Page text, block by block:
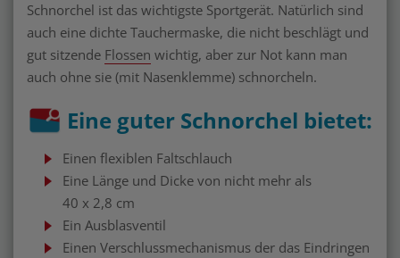
Schnorchel ist das wichtigste Sportgerät. Natürlich sind
auch eine dichte Tauchermaske, die nicht beschlägt und
gut sitzende Flossen wichtig, aber zur Not kann man
auch ohne sie (mit Nasenklemme) schnorcheln.
Eine guter Schnorchel bietet:
Einen flexiblen Faltschlauch
Eine Länge und Dicke von nicht mehr als
40 x 2,8 cm
Ein Ausblasventil
Einen Verschlussmechanismus der das Eindringen